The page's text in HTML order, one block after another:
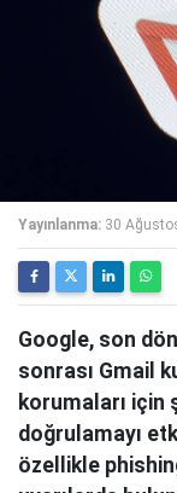
Yayınlanma: 30
Google, son
sonrası Gmail
korumaları için
doğrulamayı
özellikle